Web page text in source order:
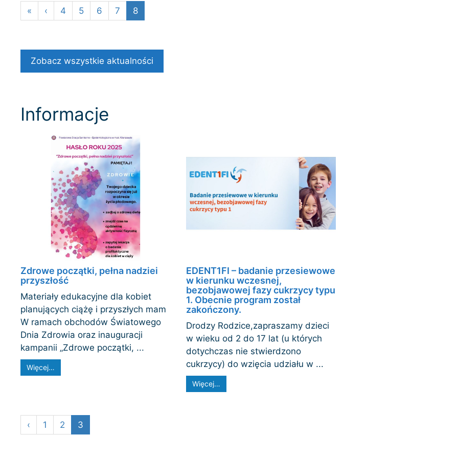
« ‹ 4 5 6 7 8
Zobacz wszystkie aktualności
Informacje
Zdrowe początki, pełna nadziei
przyszłość
Materiały edukacyjne dla kobiet
planujących ciążę i przyszłych mam
W ramach obchodów Światowego
Dnia Zdrowia oraz inauguracji
kampanii „Zdrowe początki, ...
Więcej…
EDENT1FI – badanie przesiewowe
w kierunku wczesnej,
bezobjawowej fazy cukrzycy typu
1. Obecnie program został
zakończony.
Drodzy Rodzice,zapraszamy dzieci
w wieku od 2 do 17 lat (u których
dotychczas nie stwierdzono
cukrzycy) do wzięcia udziału w ...
Więcej…
‹ 1 2 3